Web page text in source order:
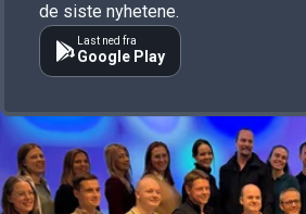
de siste nyhetene.
Last ned fra
Google Play